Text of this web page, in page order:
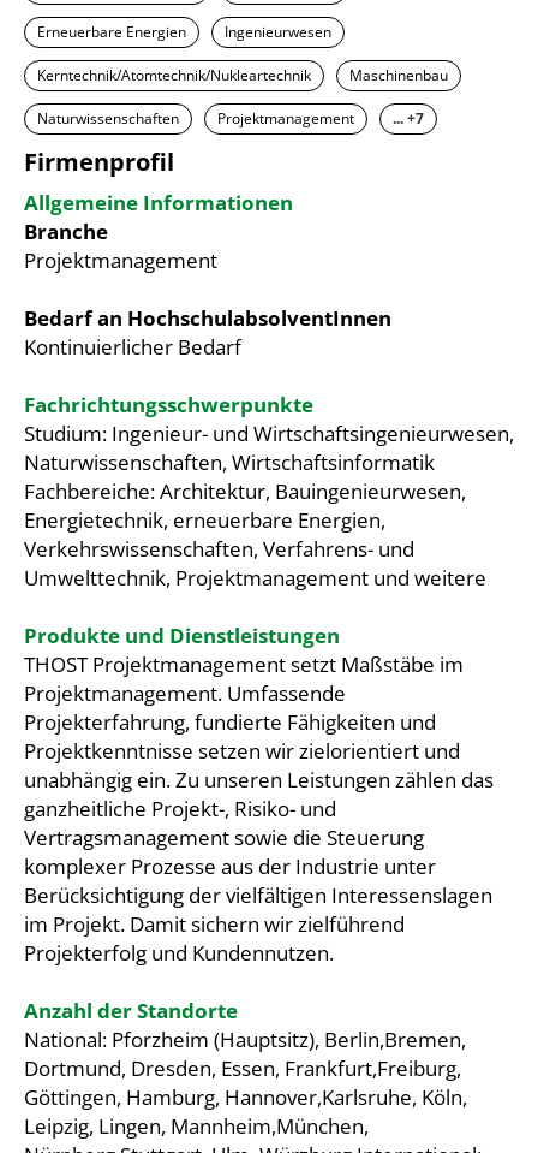
Erneuerbare Energien Ingenieurwesen
Kerntechnik/Atomtechnik/Nukleartechnik Maschinenbau
Naturwissenschaften Projektmanagement ... +7
Firmenprofil
Allgemeine Informationen
Branche
Projektmanagement
Bedarf an HochschulabsolventInnen
Kontinuierlicher Bedarf
Fachrichtungsschwerpunkte
Studium: Ingenieur- und Wirtschaftsingenieurwesen,
Naturwissenschaften, Wirtschaftsinformatik
Fachbereiche: Architektur, Bauingenieurwesen,
Energietechnik, erneuerbare Energien,
Verkehrswissenschaften, Verfahrens- und
Umwelttechnik, Projektmanagement und weitere
Produkte und Dienstleistungen
THOST Projektmanagement setzt Maßstäbe im
Projektmanagement. Umfassende
Projekterfahrung, fundierte Fähigkeiten und
Projektkenntnisse setzen wir zielorientiert und
unabhängig ein. Zu unseren Leistungen zählen das
ganzheitliche Projekt-, Risiko- und
Vertragsmanagement sowie die Steuerung
komplexer Prozesse aus der Industrie unter
Berücksichtigung der vielfältigen Interessenslagen
im Projekt. Damit sichern wir zielführend
Projekterfolg und Kundennutzen.
Anzahl der Standorte
National: Pforzheim (Hauptsitz), Berlin,Bremen,
Dortmund, Dresden, Essen, Frankfurt,Freiburg,
Göttingen, Hamburg, Hannover,Karlsruhe, Köln,
Leipzig, Lingen, Mannheim,München,